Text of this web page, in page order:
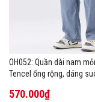
OH052: Quần dài nam
Tencel ống rộng, dáng
570.000₫